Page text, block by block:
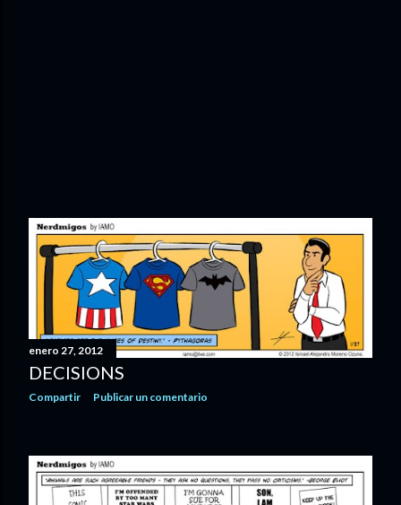
enero 27, 2012
DECISIONS
Compartir Publicar un comentario